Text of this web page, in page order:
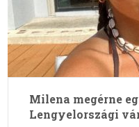
Milena megérne
Lengyelországi